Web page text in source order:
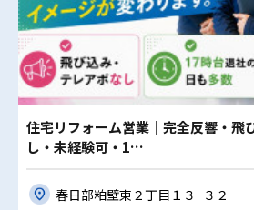
住宅リフォーム営業｜完全反響・飛
し・未経験可・1…
春日部粕壁東２丁目１３−３２